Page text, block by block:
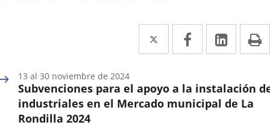
Twitter
Enlace
a
aplicación
externa.
Facebook
Enlace
a
aplicación
externa.
Enlace
a
Subvenciones para el apoyo a la instalación
industriales en el Mercado municipal de La
Rondilla 2024
13 al 30 noviembre de 2024